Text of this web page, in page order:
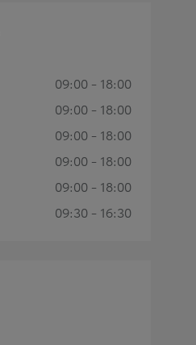
09:00 - 18:00
09:00 - 18:00
09:00 - 18:00
09:00 - 18:00
09:00 - 18:00
09:30 - 16:30